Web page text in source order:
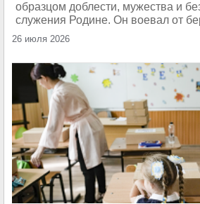
образцом доблести, мужества и
служения Родине. Он воевал от
26 июля 2026